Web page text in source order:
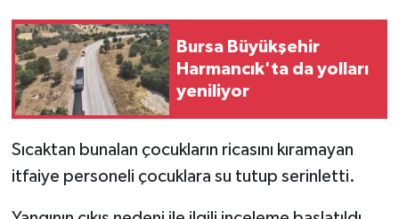
Bursa Büyükşehir
Harmancık'ta da yolları
yeniliyor
Sıcaktan bunalan çocukların ricasını kıramayan
itfaiye personeli çocuklara su tutup serinletti.